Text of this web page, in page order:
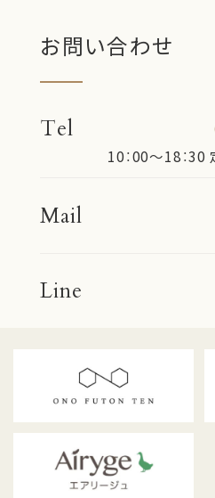
がある際、ご本人さまの
である場合
3.国の機関若しくは地方
とに対して協力する必要
4.ご本人さまの同意を得
5.利用目的の達成に必要な
扱いを委託する場合
■クッキーの利用について
ビスの実現を図る場合が
クッキーは、お客様が再
なる際に、当サイトのコ
利用していただくための
プライバシーを侵害し
ピューターへ悪影響を
お問い合わせ
Tel
10：00〜18：30
Mail
Line